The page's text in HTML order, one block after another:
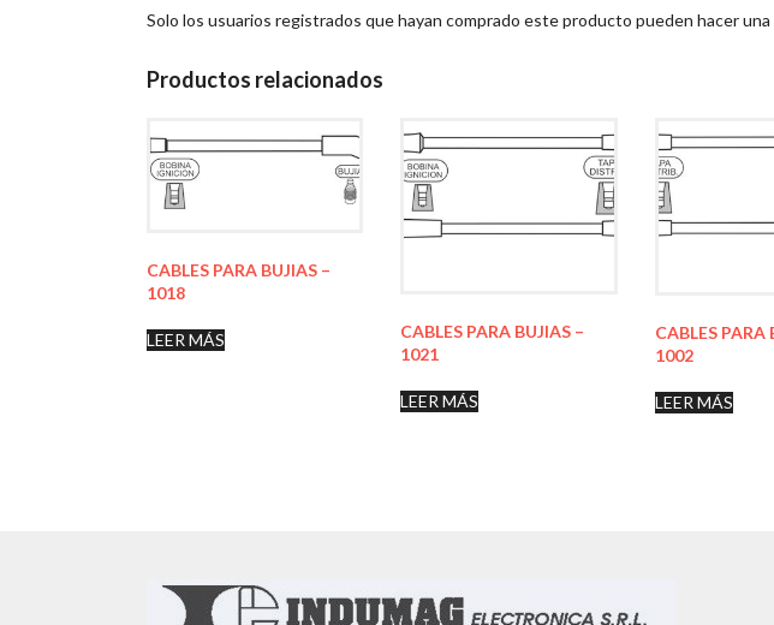
Solo los usuarios registrados que hayan comprado este producto pueden hacer una
Productos relacionados
CABLES PARA BUJIAS –
1018
LEER MÁS
CABLES PARA BUJIAS –
1021
LEER MÁS
CABLES PARA
1002
LEER MÁS